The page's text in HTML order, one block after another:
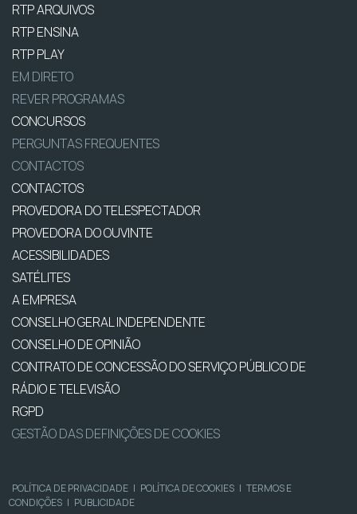
RTP ARQUIVOS
RTP ENSINA
RTP PLAY
EM DIRETO
REVER PROGRAMAS
CONCURSOS
PERGUNTAS FREQUENTES
CONTACTOS
CONTACTOS
PROVEDORA DO TELESPECTADOR
PROVEDORA DO OUVINTE
ACESSIBILIDADES
SATÉLITES
A EMPRESA
CONSELHO GERAL INDEPENDENTE
CONSELHO DE OPINIÃO
CONTRATO DE CONCESSÃO DO SERVIÇO PÚBLICO DE
RÁDIO E TELEVISÃO
RGPD
GESTÃO DAS DEFINIÇÕES DE COOKIES
POLÍTICA DE PRIVACIDADE | POLÍTICA DE COOKIES | TERMOS E
CONDIÇÕES | PUBLICIDADE